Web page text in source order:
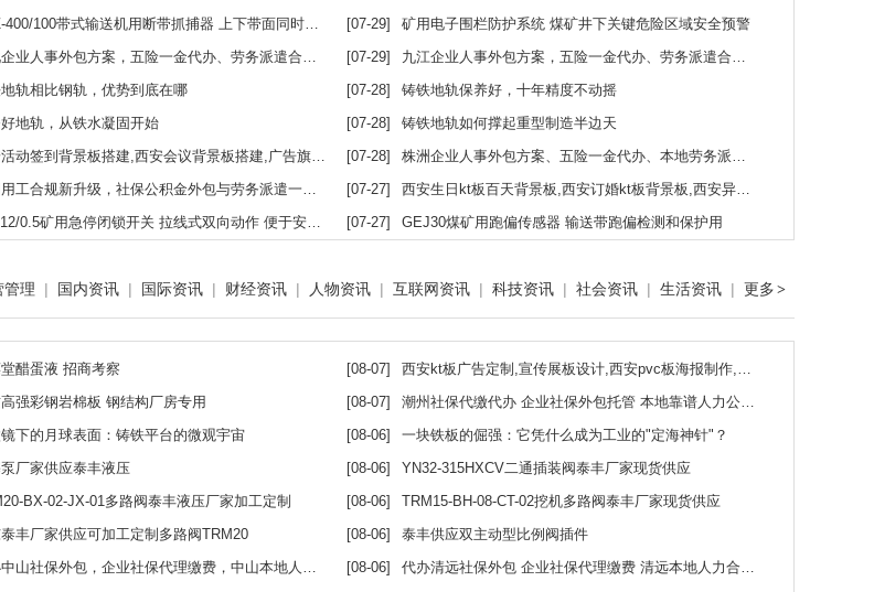
100带式输送机用断带抓捕器 上下带面同时抓捕 可靠性高 [07-29]
矿用电子围栏防护系统 煤矿井下关键危险区域安全预警
业人事外包方案，五险一金代办、劳务派遣合规用工服务 [07-29]
九江企业人事外包方案，五险一金代办、劳务派遣合规用工服务
轨相比钢轨，优势到底在哪 [07-28]
铸铁地轨保养好，十年精度不动摇
地轨，从铁水凝固开始 [07-28]
铸铁地轨如何撑起重型制造半边天
到背景板搭建,西安会议背景板搭建,广告旗租赁,西安会场布置,西安喷绘广告设计公司.旗帜租赁 [07-28]
株洲企业人事外包方案、五险一金代办、本地劳务派遣一站式服务
工合规新升级，社保公积金外包与劳务派遣一站式服务 [07-27]
西安生日kt板百天背景板,西安订婚kt板背景板,西安异形背景kt板,西安气球派对,宴会背景板设计定做
0.5矿用急停闭锁开关 拉线式双向动作 便于安装性能稳定 [07-27] GEJ30煤矿用跑偏传感器 输送带跑偏检测和保护用
管理 | 国内资讯 | 国际资讯 | 财经资讯 | 人物资讯 | 互联网资讯 | 科技资讯 | 社会资讯 | 生活资讯 | 更多 >
醋蛋液 招商考察 [08-07]
西安kt板广告定制,宣传展板设计,西安pvc板海报制作,桁架喷绘,标牌制度牌定做,广宣印刷,仟玺广告
强彩钢岩棉板 钢结构厂房专用 [08-07]
潮州社保代缴代办 企业社保外包托管 本地靠谱人力公司合规缴费
下的月球表面：铸铁平台的微观宇宙 [08-06]
一块铁板的倔强：它凭什么成为工业的"定海神针"？
厂家供应泰丰液压 [08-06]
YN32-315HXCV二通插装阀泰丰厂家现货供应
BX-02-JX-01多路阀泰丰液压厂家加工定制 [08-06]
TRM15-BH-08-CT-02挖机多路阀泰丰厂家现货供应
丰厂家供应可加工定制多路阀TRM20 [08-06]
泰丰供应双主动型比例阀插件
山社保外包，企业社保代理缴费，中山本地人力合规代办服务 [08-06]
代办清远社保外包 企业社保代理缴费 清远本地人力合规代办服务